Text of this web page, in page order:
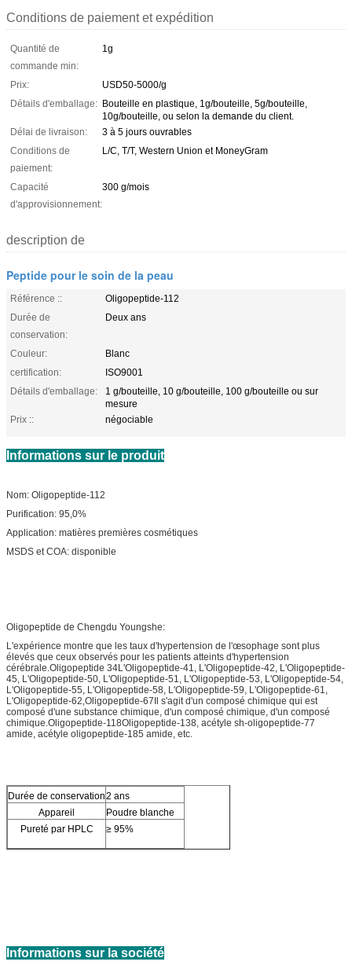
Conditions de paiement et expédition
Quantité de
commande min:
1g
Prix:
USD50-5000/g
Détails d'emballage: Bouteille en plastique, 1g/bouteille, 5g/bouteille,
10g/bouteille, ou selon la demande du client.
Délai de livraison:
3 à 5 jours ouvrables
Conditions de
paiement:
L/C, T/T, Western Union et MoneyGram
Capacité
d'approvisionnement:
300 g/mois
description de
Peptide pour le soin de la peau
Référence ::
Oligopeptide-112
Durée de
conservation:
Deux ans
Couleur:
Blanc
certification:
ISO9001
Détails d'emballage:
1 g/bouteille, 10 g/bouteille, 100 g/bouteille ou sur
mesure
Prix ::
négociable
Informations sur le produit
Nom: Oligopeptide-112
Purification: 95,0%
Application: matières premières cosmétiques
MSDS et COA: disponible
Oligopeptide de Chengdu Youngshe:
L'expérience montre que les taux d'hypertension de l'œsophage sont plus
élevés que ceux observés pour les patients atteints d'hypertension
cérébrale.Oligopeptide 34L'Oligopeptide-41, L'Oligopeptide-42, L'Oligopeptide-
45, L'Oligopeptide-50, L'Oligopeptide-51, L'Oligopeptide-53, L'Oligopeptide-54,
L'Oligopeptide-55, L'Oligopeptide-58, L'Oligopeptide-59, L'Oligopeptide-61,
L'Oligopeptide-62,Oligopeptide-67Il s'agit d'un composé chimique qui est
composé d'une substance chimique, d'un composé chimique, d'un composé
chimique.Oligopeptide-118Oligopeptide-138, acétyle sh-oligopeptide-77
amide, acétyle oligopeptide-185 amide, etc.
Durée de conservation2 ans
Appareil
Poudre blanche
Pureté par HPLC
≥ 95%
Informations sur la société